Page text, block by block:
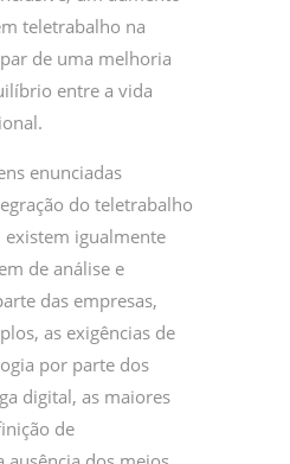
teletrabalho na
de uma melhoria
entre a vida
enunciadas
do teletrabalho
existem igualmente
de análise e
das empresas,
as exigências de
por parte dos
digital, as maiores
de